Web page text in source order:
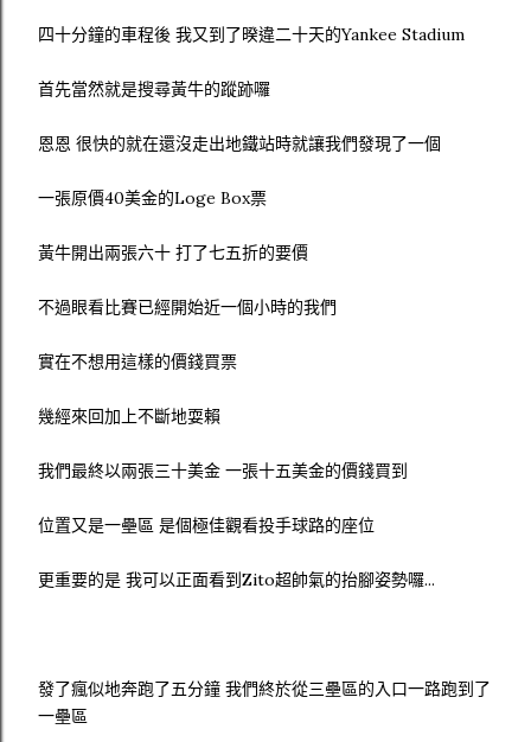
四十分鐘的車程後 我又到了暌違二十天的Yankee Stadium
首先當然就是搜尋黃牛的蹤跡囉
恩恩 很快的就在還沒走出地鐵站時就讓我們發現了一個
一張原價40美金的Loge Box票
黃牛開出兩張六十 打了七五折的要價
不過眼看比賽已經開始近一個小時的我們
實在不想用這樣的價錢買票
幾經來回加上不斷地耍賴
我們最終以兩張三十美金 一張十五美金的價錢買到
位置又是一壘區 是個極佳觀看投手球路的座位
更重要的是 我可以正面看到Zito超帥氣的抬腳姿勢囉...
發了瘋似地奔跑了五分鐘 我們終於從三壘區的入口一路跑到了
一壘區